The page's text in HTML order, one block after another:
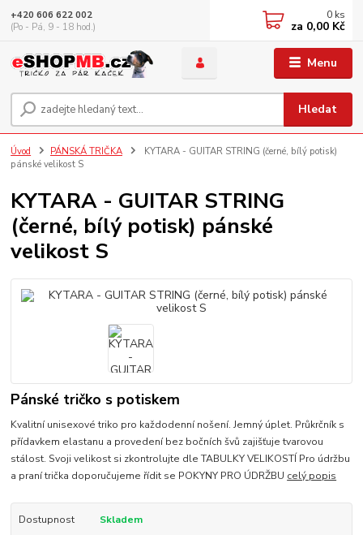
Menu
Hledat
+420 606 622 002
(Po - Pá, 9 - 18 hod.)
0 ks
za 0,00 Kč
Úvod PÁNSKÁ TRIČKA
KYTARA - GUITAR STRING (černé, bílý potisk)
pánské velikost S
KYTARA - GUITAR STRING
(černé, bílý potisk) pánské
velikost S
Pánské tričko s potiskem
Kvalitní unisexové triko pro každodenní nošení. Jemný úplet. Průkrčník s
přídavkem elastanu a provedení bez bočních švů zajišťuje tvarovou
stálost. Svoji velikost si zkontrolujte dle TABULKY VELIKOSTÍ Pro údržbu
a praní trička doporučujeme řídit se POKYNY PRO ÚDRŽBU celý popis
Dostupnost
Skladem